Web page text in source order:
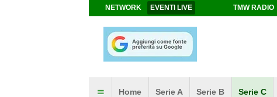
NETWORK EVENTI LIVE TMW RADIO
Home Serie A Serie B Serie C